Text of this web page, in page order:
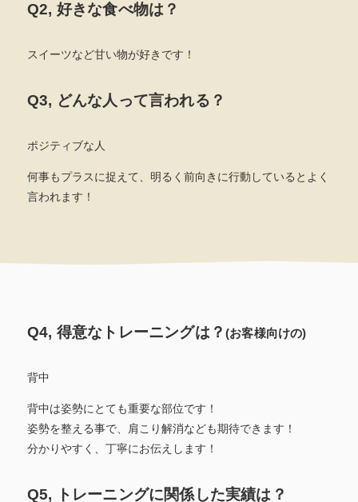
Q2, 好きな食べ物は？
スイーツなど甘い物が好きです！
Q3, どんな人って言われる？
ポジティブな人
何事もプラスに捉えて、明るく前向きに行動しているとよく
言われます！
Q4, 得意なトレーニングは？(お客様向けの)
背中
背中は姿勢にとても重要な部位です！
姿勢を整える事で、肩こり解消なども期待できます！
分かりやすく、丁寧にお伝えします！
Q5, トレーニングに関係した実績は？